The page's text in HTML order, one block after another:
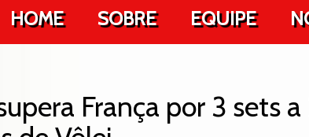
HOME SOBRE EQUIPE
França por 3 sets